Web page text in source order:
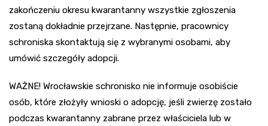
zakończeniu okresu kwarantanny wszystkie zgłoszenia
zostaną dokładnie przejrzane. Następnie, pracownicy
schroniska skontaktują się z wybranymi osobami, aby
umówić szczegóły adopcji.
WAŻNE! Wrocławskie schronisko nie informuje osobiście
osób, które złożyły wnioski o adopcję, jeśli zwierzę zostało
podczas kwarantanny zabrane przez właściciela lub w